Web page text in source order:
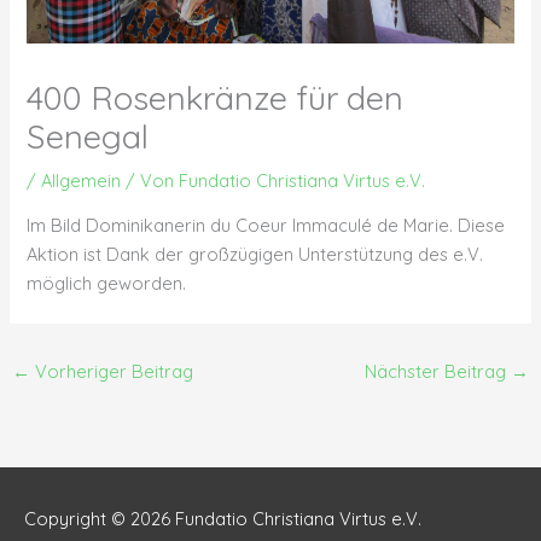
400 Rosenkränze für den
Senegal
/Allgemein / Von Fundatio Christiana Virtus e.V.
Im Bild Dominikanerin du Coeur Immaculé de Marie. Diese
Aktion ist Dank der großzügigen Unterstützung des e.V.
möglich geworden.
← Vorheriger Beitrag Nächster Beitrag →
Copyright © 2026 Fundatio Christiana Virtus e.V.